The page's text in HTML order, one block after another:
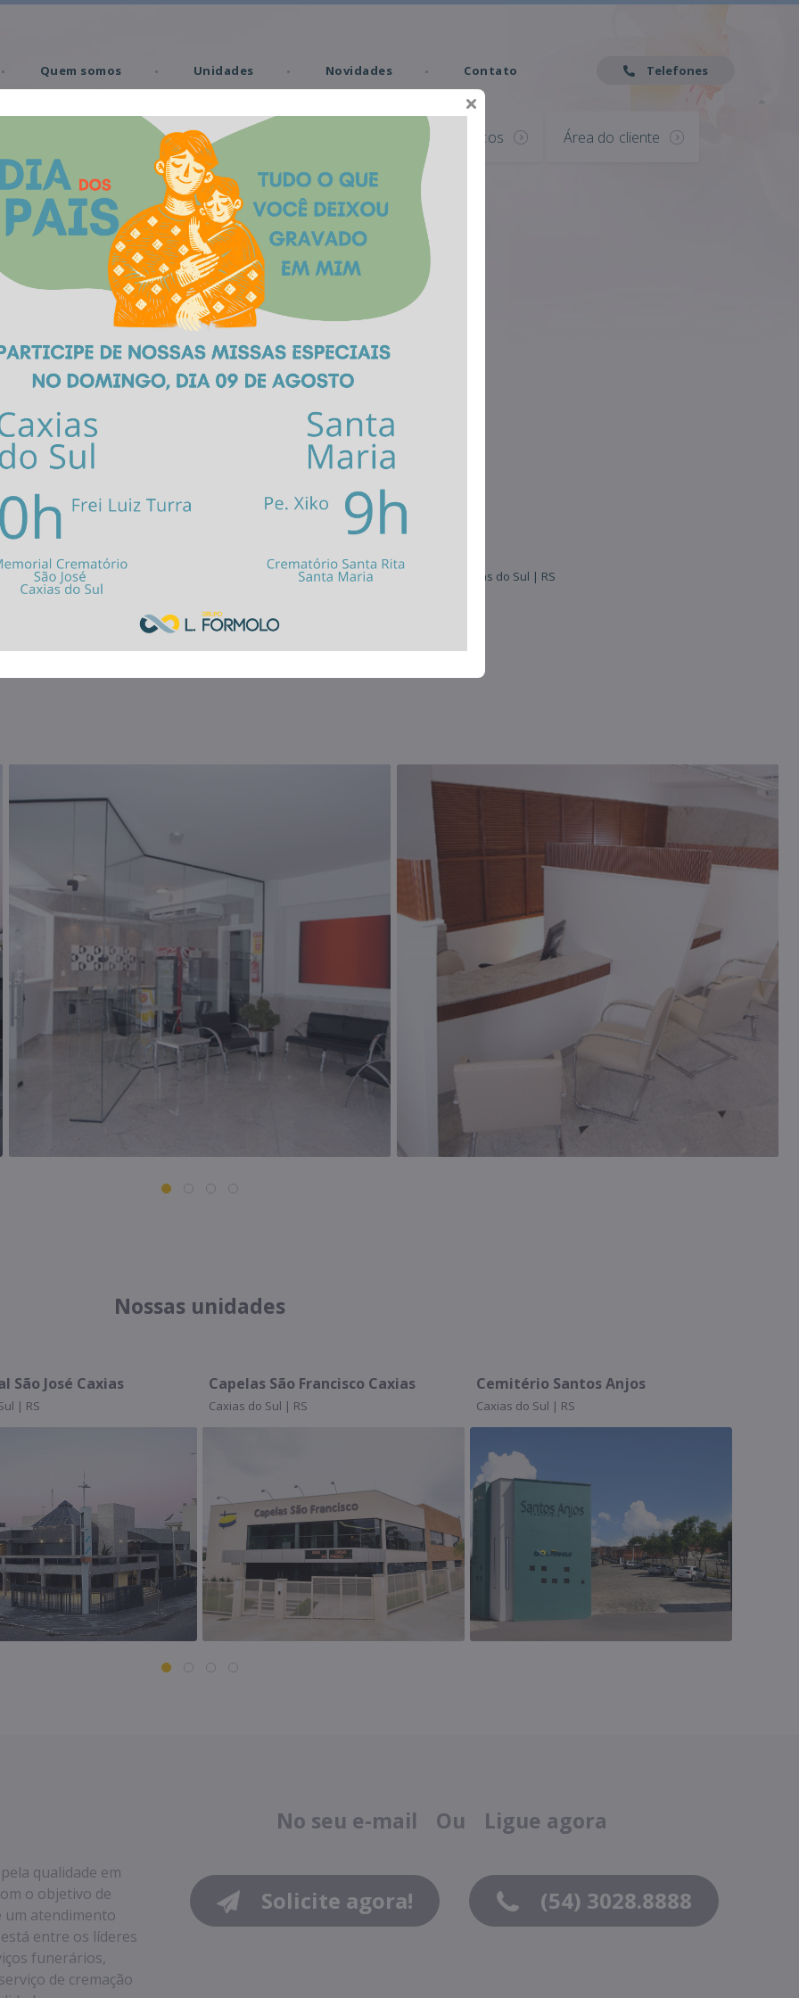
Telefones
Quem somos Unidades Novidades Contato
Memorial Virtual Serviços Área do cliente
São José Caxias
Caxias do Sul | RS
de Caxias do Sul está em
projetados especialmente
necessário do momento.
familiares, cafeteria, oratório,
e laboratório de
para os familiares são
e frigobar, características que
superior em atendimento
(54) 3028.8888
Rua 20 de Setembro, nº 3167 | 95020-450 Caxias do Sul | RS
Como chegar?
Nossas unidades
Capelas São Francisco Caxias Cemitério Santos Anjos Assistprev | Unidade
qualidade em
o objetivo de
um atendimento
entre os líderes
funerários,
de cremação
No seu e-mail Ou Ligue agora
Solicite agora! (54) 3028.8888